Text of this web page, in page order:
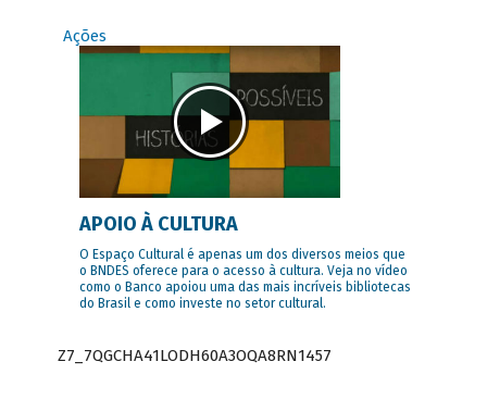
Ações
APOIO À CULTURA
O Espaço Cultural é apenas um dos diversos meios que
o BNDES oferece para o acesso à cultura. Veja no vídeo
como o Banco apoiou uma das mais incríveis bibliotecas
do Brasil e como investe no setor cultural.
Z7_7QGCHA41LODH60A3OQA8RN1457